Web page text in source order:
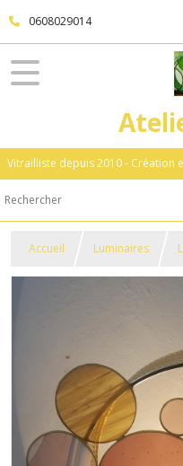
0608029014
Vitrailliste depuis 2010 - Création
Accueil Luminaires